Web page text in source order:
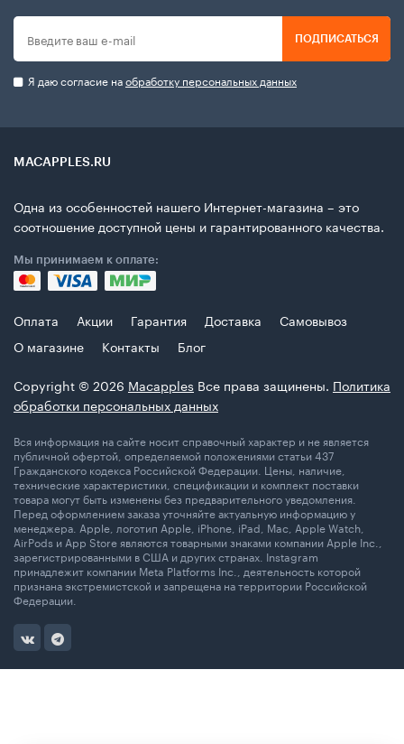
ПОДПИСАТЬСЯ
Я даю согласие наобработку персональных данных
MACAPPLES.RU
Одна из особенностей нашего Интернет-магазина – это
соотношение доступной цены и гарантированного качества.
Мы принимаем к оплате:
Оплата Акции Гарантия Доставка
Самовывоз
О магазине
Контакты
Блог
Copyright © 2026 Macapples Все права защинены. Политика
обработки персональных данных
Вся информация на сайте носит справочный характер и не является
публичной офертой, определяемой положениями статьи 437
Гражданского кодекса Российской Федерации. Цены, наличие,
технические характеристики, спецификации и комплект поставки
товара могут быть изменены без предварительного уведомления.
Перед оформлением заказа уточняйте актуальную информацию у
менеджера. Apple, логотип Apple, iPhone, iPad, Mac, Apple Watch,
AirPods и App Store являются товарными знаками компании Apple Inc.,
зарегистрированными в США и других странах. Instagram
принадлежит компании Meta Platforms Inc., деятельность которой
признана экстремистской и запрещена на территории Российской
Федерации.